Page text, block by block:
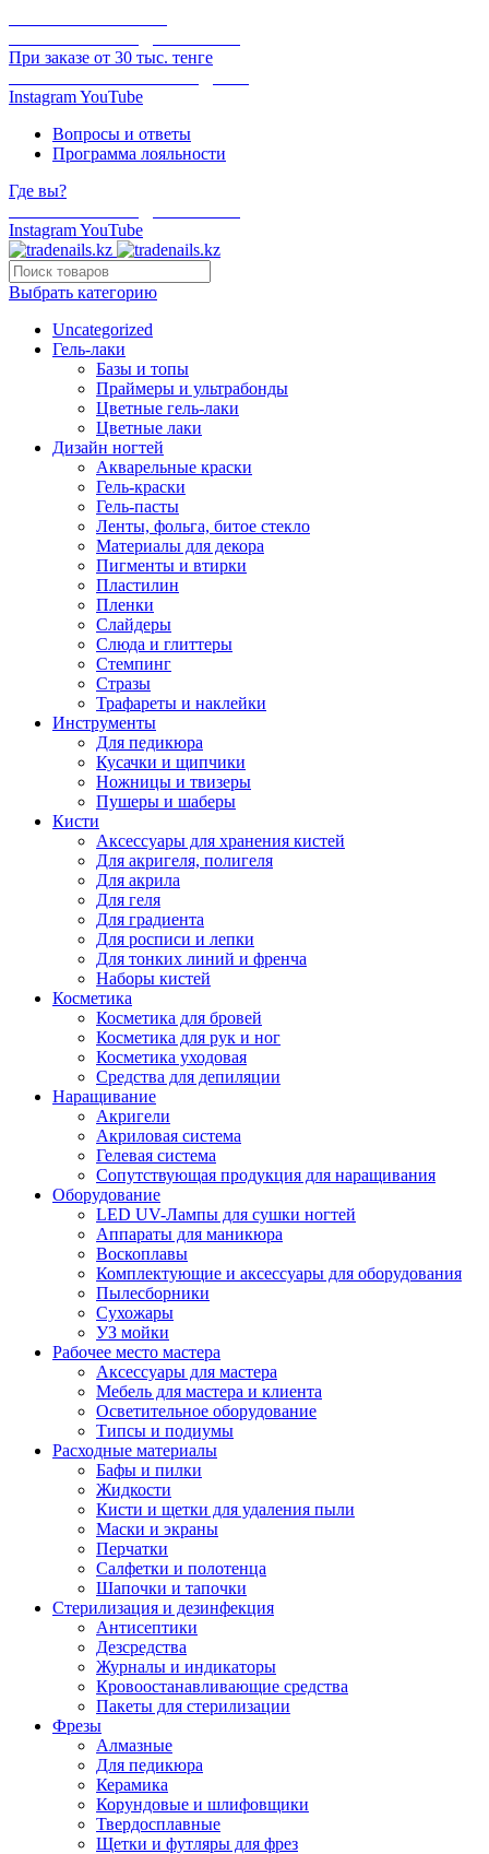
При заказе от 30 тыс. тенге
InstagramYouTube
Вопросы и ответы
Программа лояльности
Где вы?
InstagramYouTube
Выбрать категорию
Uncategorized
Гель-лаки
Базы и топы
Праймеры и ультрабонды
Цветные гель-лаки
Цветные лаки
Дизайн ногтей
Акварельные краски
Гель-краски
Гель-пасты
Ленты, фольга, битое стекло
Материалы для декора
Пигменты и втирки
Пластилин
Пленки
Слайдеры
Слюда и глиттеры
Стемпинг
Стразы
Трафареты и наклейки
Инструменты
Для педикюра
Кусачки и щипчики
Ножницы и твизеры
Пушеры и шаберы
Кисти
Аксессуары для хранения кистей
Для акригеля, полигеля
Для акрила
Для геля
Для градиента
Для росписи и лепки
Для тонких линий и френча
Наборы кистей
Косметика
Косметика для бровей
Косметика для рук и ног
Косметика уходовая
Средства для депиляции
Наращивание
Акригели
Акриловая система
Гелевая система
Сопутствующая продукция для наращивания
Оборудование
LED UV-Лампы для сушки ногтей
Аппараты для маникюра
Воскоплавы
Комплектующие и аксессуары для оборудования
Пылесборники
Сухожары
УЗ мойки
Рабочее место мастера
Аксессуары для мастера
Мебель для мастера и клиента
Осветительное оборудование
Типсы и подиумы
Расходные материалы
Бафы и пилки
Жидкости
Кисти и щетки для удаления пыли
Маски и экраны
Перчатки
Салфетки и полотенца
Шапочки и тапочки
Стерилизация и дезинфекция
Антисептики
Дезсредства
Журналы и индикаторы
Кровоостанавливающие средства
Пакеты для стерилизации
Фрезы
Алмазные
Для педикюра
Керамика
Корундовые и шлифовщики
Твердосплавные
Щетки и футляры для фрез